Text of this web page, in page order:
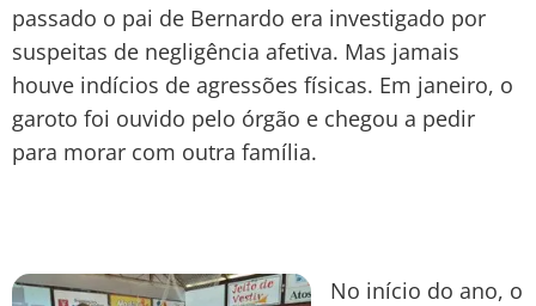
passado o pai de Bernardo era investigado por
suspeitas de negligência afetiva. Mas jamais
houve indícios de agressões físicas. Em janeiro, o
garoto foi ouvido pelo órgão e chegou a pedir
para morar com outra família.
No início do ano, o